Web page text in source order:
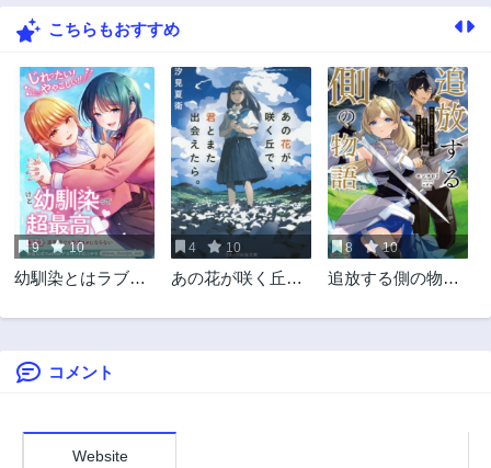
72話
70話
3年前
69話
3年前
68話
3年前
67話
3年前
66話
3年前
65話
3年前
64話
3年前
63話
3年前
62話 61話
60話
58話
こちらもおすすめ
9 10
幼馴染とはラブコ
4 10
あの花が咲く丘
えたら。
8 10
追放する側の物語
パーティーが弱体
コメント
Website